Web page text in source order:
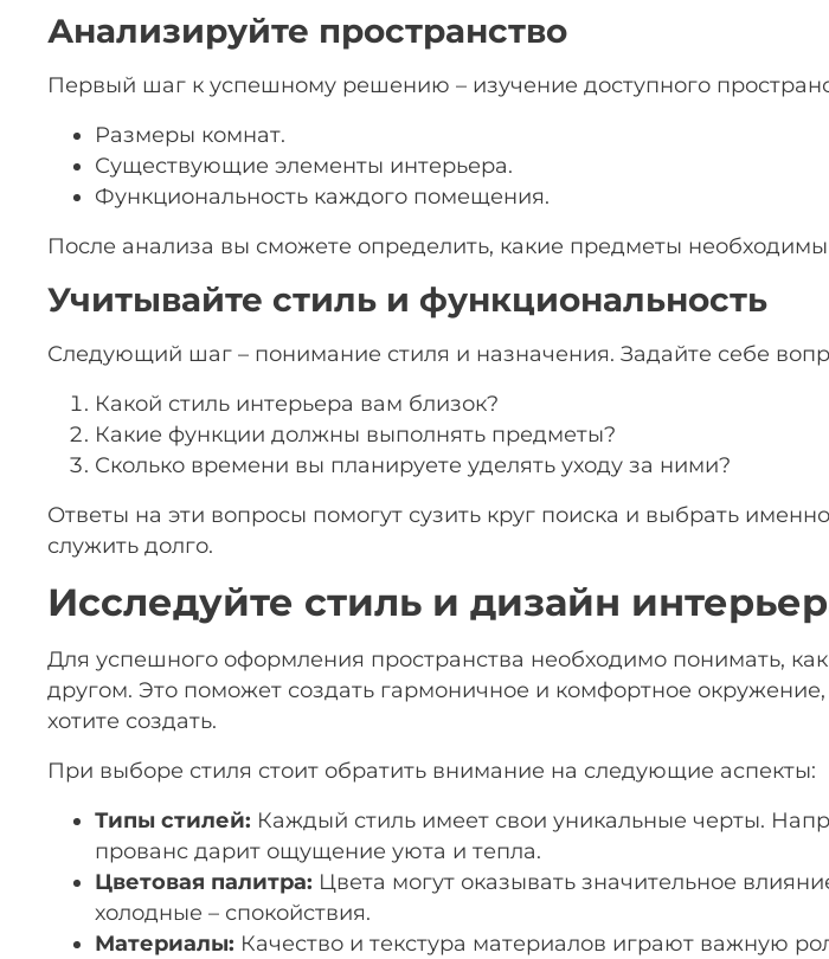
Анализируйте пространство
Первый шаг к успешному решению – изучение доступного
Размеры комнат.
Существующие элементы интерьера.
Функциональность каждого помещения.
После анализа вы сможете определить, какие предметы
Учитывайте стиль и функциональность
Следующий шаг – понимание стиля и назначения. Задайте себе
Какой стиль интерьера вам близок?
Какие функции должны выполнять предметы?
Сколько времени вы планируете уделять уходу за ними?
Ответы на эти вопросы помогут сузить круг поиска и выбрать
служить долго.
Исследуйте стиль и дизайн
Для успешного оформления пространства необходимо понимать,
другом. Это поможет создать гармоничное и комфортное
хотите создать.
При выборе стиля стоит обратить внимание на следующие аспекты:
Типы стилей: Каждый стиль имеет свои уникальные черты.
прованс дарит ощущение уюта и тепла.
Цветовая палитра: Цвета могут оказывать значительное
холодные – спокойствия.
Материалы: Качество и текстура материалов играют важную